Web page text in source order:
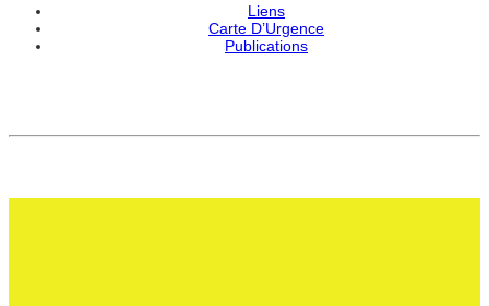
Liens
Carte D’Urgence
Publications